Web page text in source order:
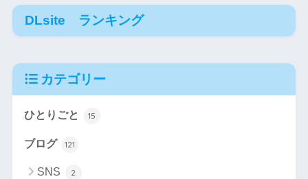
DLsite ランキング
カテゴリー
ひとりごと 15
ブログ 121
SNS 2